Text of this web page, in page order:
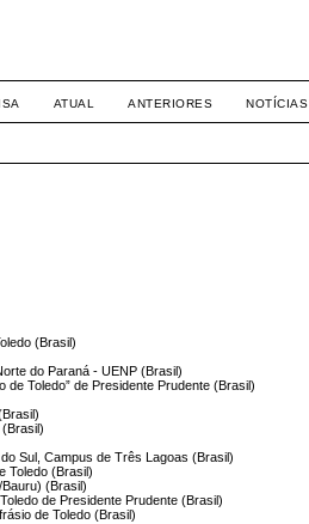
ATUAL ANTERIORES NOTÍCIAS
(Brasil)
do Paraná - UENP (Brasil)
de Toledo” de Presidente Prudente (Brasil)
(Brasil)
Sul, Campus de Três Lagoas (Brasil)
Toledo (Brasil)
Bauru) (Brasil)
de Presidente Prudente (Brasil)
de Toledo (Brasil)